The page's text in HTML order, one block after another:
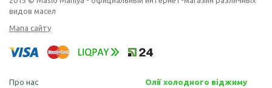
видов масел
Мапа сайту
Про нас Олії холодного віджиму